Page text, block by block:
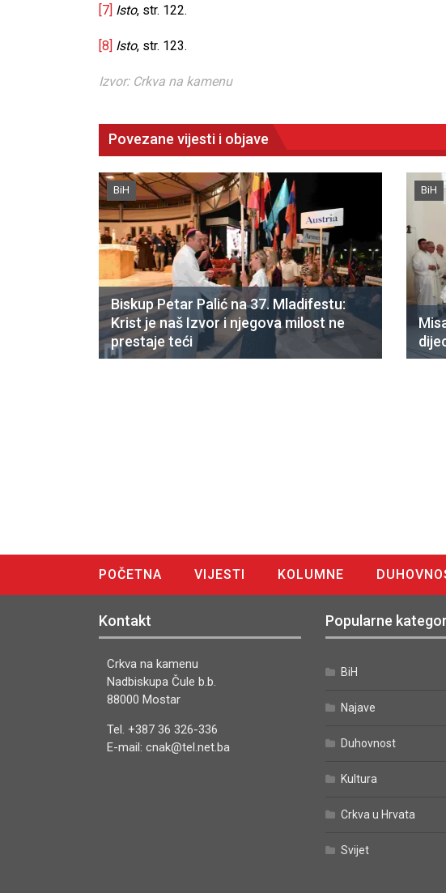
[7] Isto, str. 122.
[8] Isto, str. 123.
Izvor: Crkva na kamenu
Povezane vijesti i objave
BiH
Biskup Petar Palić na 37. Mladifestu:
Krist je naš Izvor i njegova milost ne
prestaje teći
BiH
POČETNA VIJESTI KOLUMNE
Kontakt
Crkva na kamenu
Nadbiskupa Čule b.b.
88000 Mostar
Tel. +387 36 326-336
E-mail: cnak@tel.net.ba
Popularne
BiH
Najave
Duhovnost
Kultura
Crkva u Hrvata
Svijet